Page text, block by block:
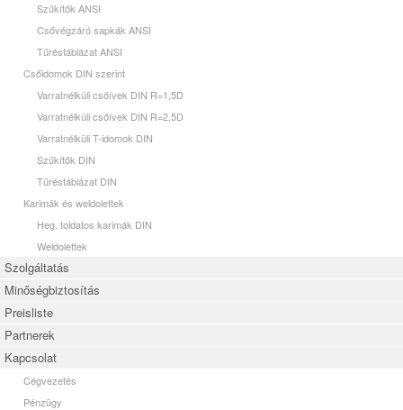
Szűkítők ANSI
Csővégzáró sapkák ANSI
Tűréstáblázat ANSI
Csőidomok DIN szerint
Varratnélküli csőívek DIN R=1,5D
Varratnélküli csőívek DIN R=2,5D
Varratnélküli T-idomok DIN
Szűkítők DIN
Tűréstáblázat DIN
Karimák és weldolettek
Heg. toldatos karimák DIN
Weldolettek
Szolgáltatás
Minőségbiztosítás
Preisliste
Partnerek
Kapcsolat
Cégvezetés
Pénzügy